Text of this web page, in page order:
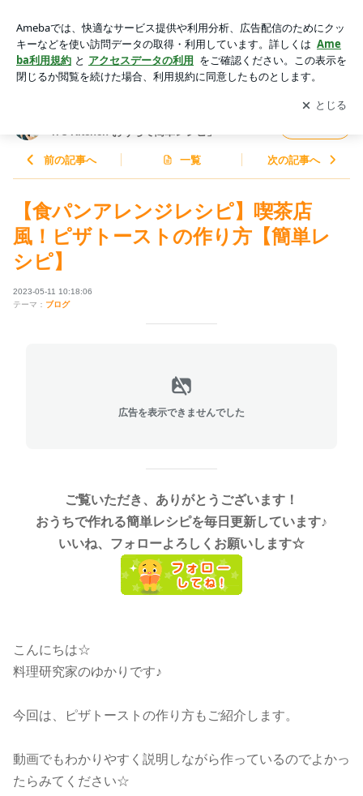
【簡単レシピ】 | 料理研究家ゆかりオフィシャルブログ「Yuka
ri's Kitchen おうちで簡単レシピ」Powered by Ameba
アプリをダウンロードして ブログの更新通知
を受け取りまし
ょう。
開く
ri's Kitchen おうちで簡単レシピ」
前の記事へ 一覧 次の記事へ
【食パンアレンジレシピ】喫茶店
風！ピザトーストの作り方【簡単レ
シピ】
2023-05-11 10:18:06
テーマ： ブログ
広告を表示できませんでした
ご覧いただき、ありがとうございます！
おうちで作れる簡単レシピを毎日更新しています♪
いいね、フォローよろしくお願いします☆
こんにちは☆
料理研究家のゆかりです♪
今回は、ピザトーストの作り方もご紹介します。
動画でもわかりやすく説明しながら作っているのでよかっ
たらみてください☆